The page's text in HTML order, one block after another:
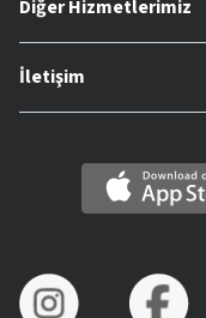
Diğer Hizmetlerimiz
İletişim